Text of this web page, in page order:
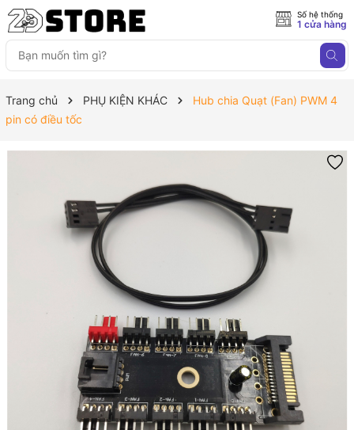
Số hệ thống
1 cửa hàng
Trang chủ PHỤ KIỆN KHÁC
Hub chia Quạt (Fan) PWM 4
pin có điều tốc